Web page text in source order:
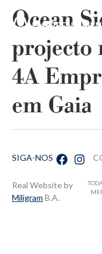
Ocean
projecto
4A
em Gaia
SIGA-NOS
Real Website by
Miligram B.A.